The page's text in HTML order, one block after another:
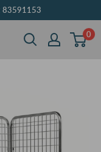
83591153
0